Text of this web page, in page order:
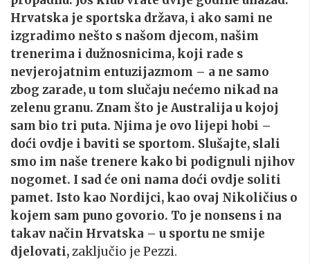
Hrvatska je sportska država, i ako sami ne
izgradimo nešto s našom djecom, našim
trenerima i dužnosnicima, koji rade s
nevjerojatnim entuzijazmom – a ne samo
zbog zarade, u tom slučaju nećemo nikad na
zelenu granu. Znam što je Australija u kojoj
sam bio tri puta. Njima je ovo lijepi hobi –
doći ovdje i baviti se sportom. Slušajte, slali
smo im naše trenere kako bi podignuli njihov
nogomet. I sad će oni nama doći ovdje soliti
pamet. Isto kao Nordijci, kao ovaj Nikoličius o
kojem sam puno govorio. To je nonsens i na
takav način Hrvatska – u sportu ne smije
djelovati,zaključio je Pezzi.